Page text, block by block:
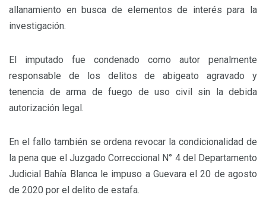
allanamiento en busca de elementos de interés para la
investigación.
El imputado fue condenado como autor penalmente
responsable de los delitos de abigeato agravado y
tenencia de arma de fuego de uso civil sin la debida
autorización legal.
En el fallo también se ordena revocar la condicionalidad de
la pena que el Juzgado Correccional N° 4 del Departamento
Judicial Bahía Blanca le impuso a Guevara el 20 de agosto
de 2020 por el delito de estafa.